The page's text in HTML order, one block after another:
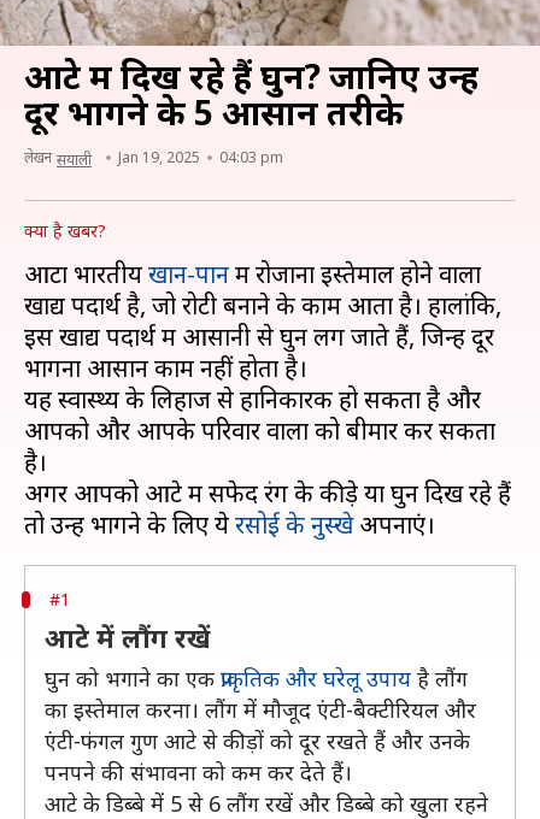
आटे में दिख रहे हैं घुन? जानिए उन्हें
दूर भागने के 5 आसान तरीके
लेखन सयाली Jan 19, 2025 04:03 pm
क्या है खबर?
आटा भारतीयखान-पानमें रोजाना इस्तेमाल होने वाला
खाद्य पदार्थ है, जो रोटी बनाने के काम आता है। हालांकि,
इस खाद्य पदार्थ में आसानी से घुन लग जाते हैं, जिन्हें दूर
भागना आसान काम नहीं होता है।
यह स्वास्थ्य के लिहाज से हानिकारक हो सकता है और
आपको और आपके परिवार वालों को बीमार कर सकता
है।
अगर आपको आटे में सफेद रंग के कीड़े या घुन दिख रहे हैं
तो उन्हें भागने के लिए येरसोई के नुस्खे
#1
आटे में लौंग रखें
घुन को भगाने का एक प्राकृतिक और घरेलू उपाय है लौंग
का इस्तेमाल करना। लौंग में मौजूद एंटी-बैक्टीरियल और
एंटी-फंगल गुण आटे से कीड़ों को दूर रखते हैं और उनके
पनपने की संभावना को कम कर देते हैं।
आटे के डिब्बे में 5 से 6 लौंग रखें और डिब्बे को खुला रहने